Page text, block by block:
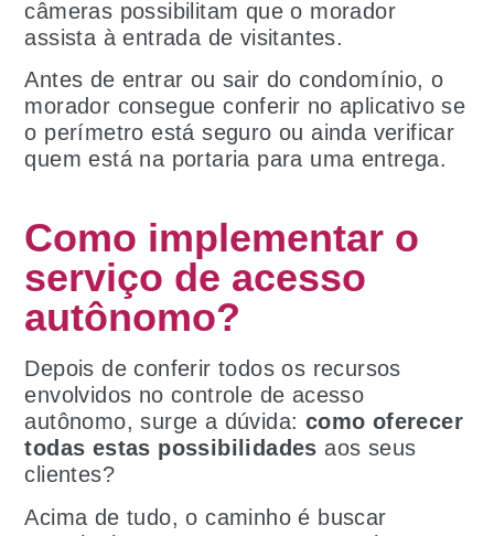
câmeras possibilitam que o morador
assista à entrada de visitantes.
Antes de entrar ou sair do condomínio, o
morador consegue conferir no aplicativo se
o perímetro está seguro ou ainda verificar
quem está na portaria para uma entrega.
Como implementar o
serviço de acesso
autônomo?
Depois de conferir todos os recursos
envolvidos no controle de acesso
autônomo, surge a dúvida: como oferecer
todas estas possibilidades aos seus
clientes?
Acima de tudo, o caminho é buscar